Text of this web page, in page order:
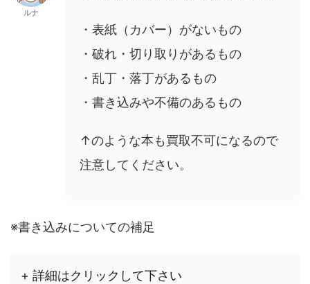
ルナ
・表紙（カバー）がないもの
・破れ・切り取りがあるもの
・乱丁・落丁があるもの
・書き込みや不備のあるもの
↑のような本も買取不可になるので
注意してください。
※書き込みについての補足
+ 詳細はクリックして下さい